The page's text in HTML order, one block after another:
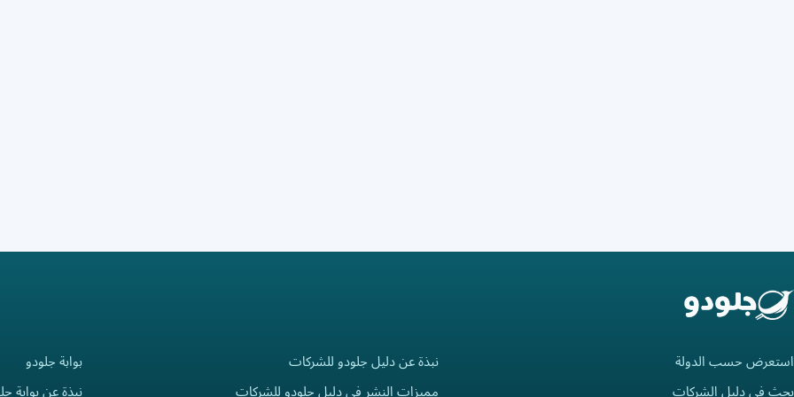
استعرض حسب الدولة
نبذة عن دليل جلودو للشركات
بوابة جلودو